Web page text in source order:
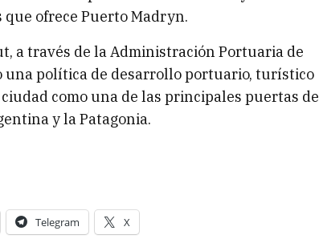
ofrece Puerto Madryn.
a través de la Administración Portuaria de
política de desarrollo portuario, turístico
como una de las principales puertas de
y la Patagonia.
Telegram X